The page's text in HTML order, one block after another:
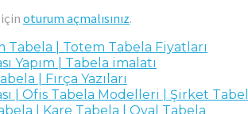
oturum açmalısınız.
Tabela | Totem Tabela Fiyatları
Yapım | Tabela imalatı
| Fırça Yazıları
| Ofis Tabela Modelleri | Şirket
| Kare Tabela | Oval Tabela